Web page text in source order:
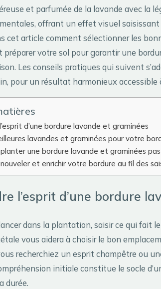
et parfumée de la lavande avec la
offrant un effet visuel saisissant
cet article comment sélectionner les
préparer votre sol pour garantir une
Les conseils pratiques qui suivent
pour un résultat harmonieux accessible
d’une bordure lavande et graminées
lavandes et graminées pour votre
une bordure lavande et graminées
et enrichir votre bordure au fil des
l’esprit d’une bordure
dans la plantation, saisir ce qui fait
vous aidera à choisir le bon
recherchiez un esprit champêtre ou
initiale constitue le socle
durée.